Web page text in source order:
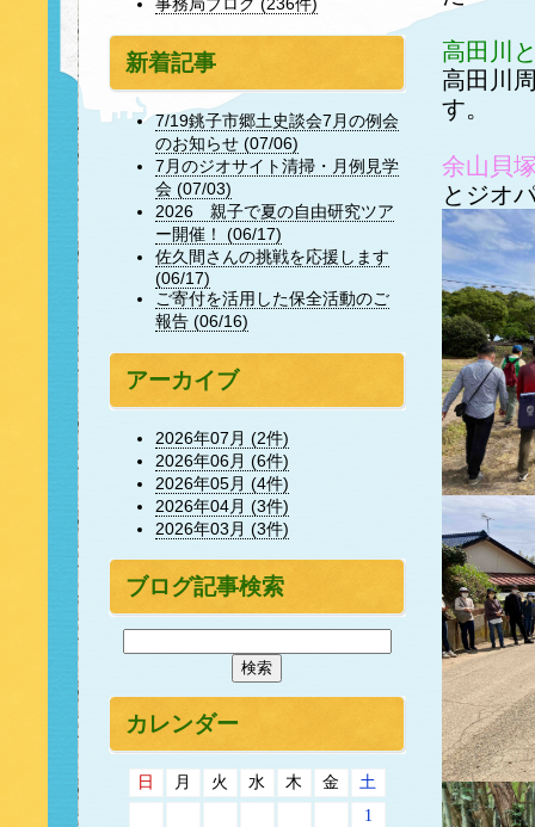
高田川
高田川
す。
余山貝
とジオ
事務局ブログ (236件)
新着記事
7/19銚子市郷土史談会7月の例会
のお知らせ (07/06)
7月のジオサイト清掃・月例見学
会 (07/03)
2026 親子で夏の自由研究ツア
ー開催！ (06/17)
佐久間さんの挑戦を応援します
(06/17)
ご寄付を活用した保全活動のご
報告 (06/16)
アーカイブ
2026年07月 (2件)
2026年06月 (6件)
2026年05月 (4件)
2026年04月 (3件)
2026年03月 (3件)
ブログ記事検索
カレンダー
日 月 火 水 木 金
土
1